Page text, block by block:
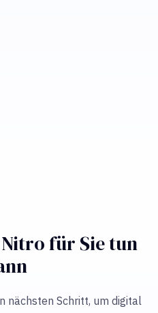
Nitro für Sie tun
nächsten Schritt, um digital